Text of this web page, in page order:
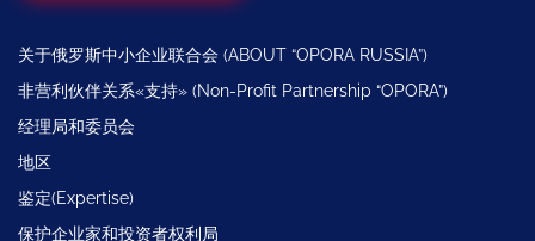
关于俄罗斯中小企业联合会 (ABOUT “OPORA RUSSIA”)
非营利伙伴关系«支持» (Non-Profit Partnership “OPORA”)
经理局和委员会
地区
鉴定(Expertise)
保护企业家和投资者权利局